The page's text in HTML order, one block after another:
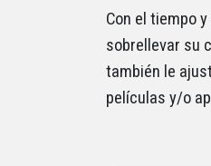
Con el tiempo
sobrellevar su
también le
películas y/o